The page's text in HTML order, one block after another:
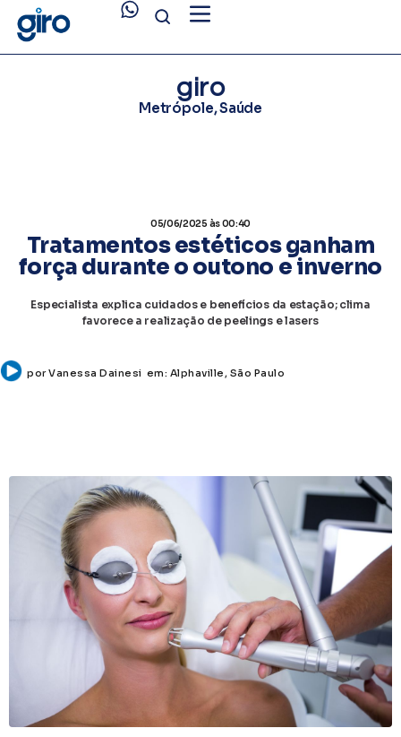
giro
Metrópole,Saúde
05/06/2025 às 00:40
Tratamentos estéticos ganham
força durante o outono e inverno
Especialista explica cuidados e benefícios da estação; clima
favorece a realização de peelings e lasers
porVanessa Dainesi em: Alphaville, São Paulo